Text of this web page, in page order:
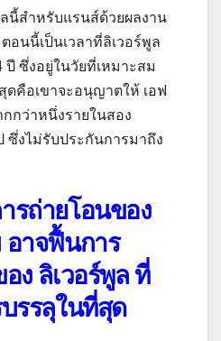
นี้สำหรับแรนส์ด้วยผลงาน
อนนี้เป็นเวลาที่ลิเวอร์พูล
ปี ซึ่งอยู่ในวัยที่เหมาะสม
คือเขาจะอนุญาตให้ เอฟ
กกว่าหนึ่งรายในสอง
ซึ่งไม่รับประกันการมาถึง
รถ่ายโอนของ
อาจฟื้นการ
อง ลิเวอร์พูล ที่
รรลุในที่สุด